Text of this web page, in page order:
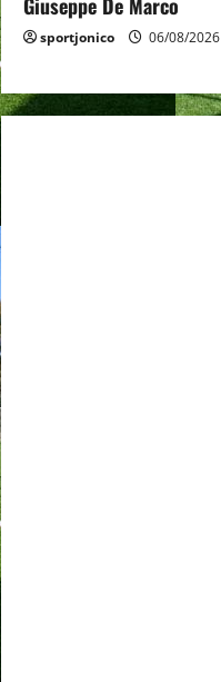
Giuseppe De Marco
sportjonico 06/08/2026